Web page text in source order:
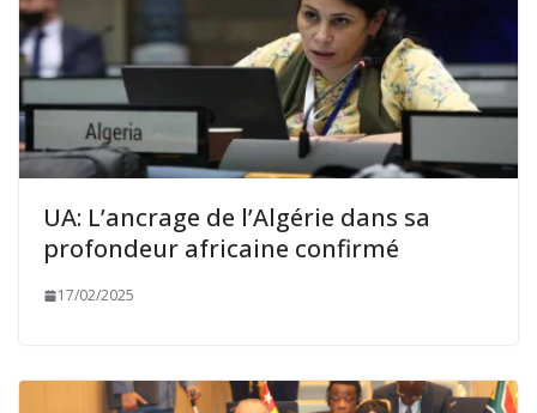
UA: L’ancrage de l’Algérie dans sa
profondeur africaine confirmé
17/02/2025